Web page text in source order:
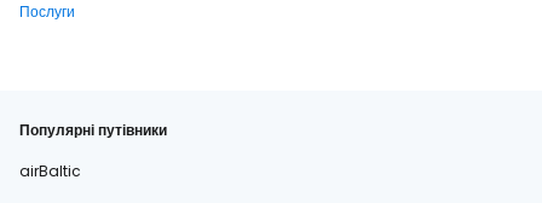
Послуги
Популярні путівники
airBaltic